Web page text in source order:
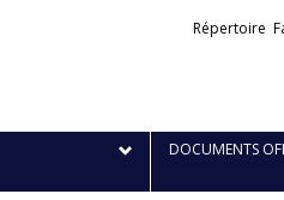
Liens
Répertoire
DOCUMENTS